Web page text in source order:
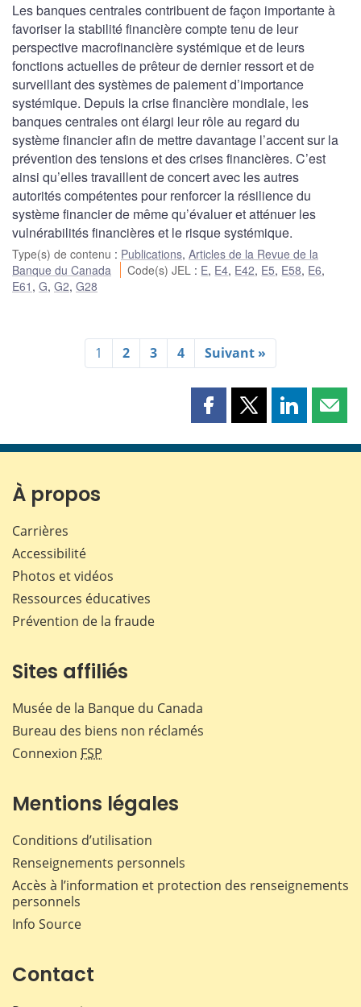
Les banques centrales contribuent de façon importante à
favoriser la stabilité financière compte tenu de leur
perspective macrofinancière systémique et de leurs
fonctions actuelles de prêteur de dernier ressort et de
surveillant des systèmes de paiement d’importance
systémique. Depuis la crise financière mondiale, les
banques centrales ont élargi leur rôle au regard du
système financier afin de mettre davantage l’accent sur la
prévention des tensions et des crises financières. C’est
ainsi qu’elles travaillent de concert avec les autres
autorités compétentes pour renforcer la résilience du
système financier de même qu’évaluer et atténuer les
vulnérabilités financières et le risque systémique.
Type(s) de contenu : Publications, Articles de la Revue de la
Banque du Canada
Code(s) JEL : E, E4, E42, E5, E58, E6,
E61 , G, G2, G28
1 2 3 4 Suivant »
Partager
page
Partager
page
Partager
page page
À propos
Carrières
Accessibilité
Photos et vidéos
Ressources éducatives
Prévention de la fraude
Sites affiliés
Musée de la Banque du Canada
Bureau des biens non réclamés
Connexion FSP
Mentions légales
Conditions d’utilisation
Renseignements personnels
Accès à l’information et protection des renseignements
personnels
Info Source
Contact